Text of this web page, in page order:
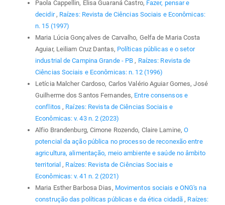
Paola Cappellin, Elisa Guaraná Castro, Fazer, pensar e
decidir, Raízes: Revista de Ciências Sociais e Econômicas:
n. 15 (1997)
Maria Lúcia Gonçalves de Carvalho, Gelfa de Maria Costa
Aguiar, Leiliam Cruz Dantas, Políticas públicas e o setor
industrial de Campina Grande - PB, Raízes: Revista de
Ciências Sociais e Econômicas: n. 12 (1996)
Letícia Malcher Cardoso, Carlos Valério Aguiar Gomes, José
Guilherme dos Santos Fernandes, Entre consensos e
conflitos , Raízes: Revista de Ciências Sociais e
Econômicas: v. 43 n. 2 (2023)
Alfio Brandenburg, Cimone Rozendo, Claire Lamine,O
potencial da ação pública no processo de reconexão entre
agricultura, alimentação, meio ambiente e saúde no âmbito
territorial, Raízes: Revista de Ciências Sociais e
Econômicas: v. 41 n. 2 (2021)
Maria Esther Barbosa Dias, Movimentos sociais e ONG's na
construção das políticas públicas e da ética cidadã, Raízes: